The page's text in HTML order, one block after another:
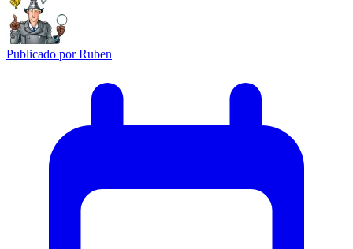
Publicado porRuben